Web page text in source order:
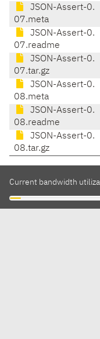
JSON-Assert-0.
07.meta
JSON-Assert-0.
07.readme
JSON-Assert-0.
07.tar.gz
JSON-Assert-0.
08.meta
JSON-Assert-0.
08.readme
JSON-Assert-0.
08.tar.gz
Current bandwidth